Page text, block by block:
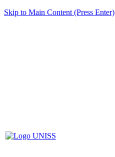
Skip to Main Content (Press Enter)